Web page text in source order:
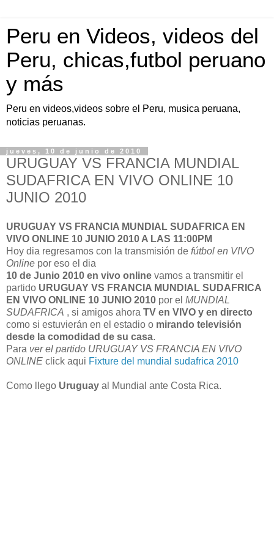
Peru en Videos, videos del
Peru, chicas,futbol peruano
y más
Peru en videos,videos sobre el Peru, musica peruana,
noticias peruanas.
jueves, 10 de junio de 2010
URUGUAY VS FRANCIA MUNDIAL
SUDAFRICA EN VIVO ONLINE 10
JUNIO 2010
URUGUAY VS FRANCIA MUNDIAL SUDAFRICA EN
VIVO ONLINE 10 JUNIO 2010 A LAS 11:00PM
Hoy dia regresamos con la transmisión de fútbol en VIVO
Online por eso el dia
10 de Junio 2010 en vivo online vamos a transmitir el
partido URUGUAY VS FRANCIA MUNDIAL SUDAFRICA
EN VIVO ONLINE 10 JUNIO 2010 por el MUNDIAL
SUDAFRICA , si amigos ahora TV en VIVO y en directo
como si estuvierán en el estadio o mirando televisión
desde la comodidad de su casa.
Para ver el partido URUGUAY VS FRANCIA EN VIVO
ONLINE click aqui Fixture del mundial sudafrica 2010
Como llego Uruguay al Mundial ante Costa Rica.